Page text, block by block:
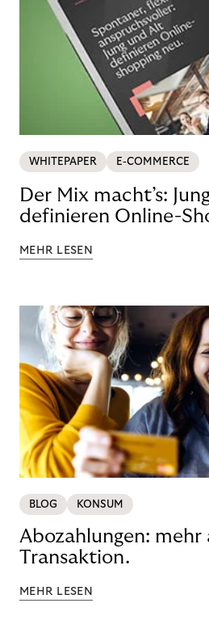
WHITEPAPER E-COMMERCE
Der Mix macht’s:
definieren Online-
MEHR LESEN
BLOG KONSUM
Abozahlungen: mehr
Transaktion.
MEHR LESEN